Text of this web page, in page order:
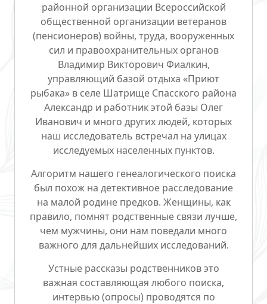
районной организации Всероссийской
общественной организации ветеранов
(пенсионеров) войны, труда, вооруженных
сил и правоохранительных органов
Владимир Викторович Фиалкин,
управляющий базой отдыха «Приют
рыбака» в селе Шатрище Спасского района
Александр и работник этой базы Олег
Иванович и много других людей, которых
наш исследователь встречал на улицах
исследуемых населенных пунктов.
Алгоритм нашего генеалогического поиска
был похож на детективное расследование
на малой родине предков. Женщины, как
правило, помнят родственные связи лучше,
чем мужчины, они нам поведали много
важного для дальнейших исследований.
Устные рассказы родственников это
важная составляющая любого поиска,
интервью (опросы) проводятся по